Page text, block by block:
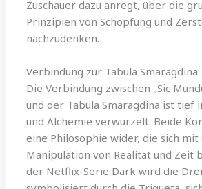
Zuschauer dazu anregt, über die
Prinzipien von Schöpfung und
nachzudenken.
Verbindung zur Tabula Smaragdina
Die Verbindung zwischen „Sic
und der Tabula Smaragdina ist tief
und Alchemie verwurzelt. Beide
eine Philosophie wider, die sich mit
Manipulation von Realität und Zeit
der Netflix-Serie Dark wird die